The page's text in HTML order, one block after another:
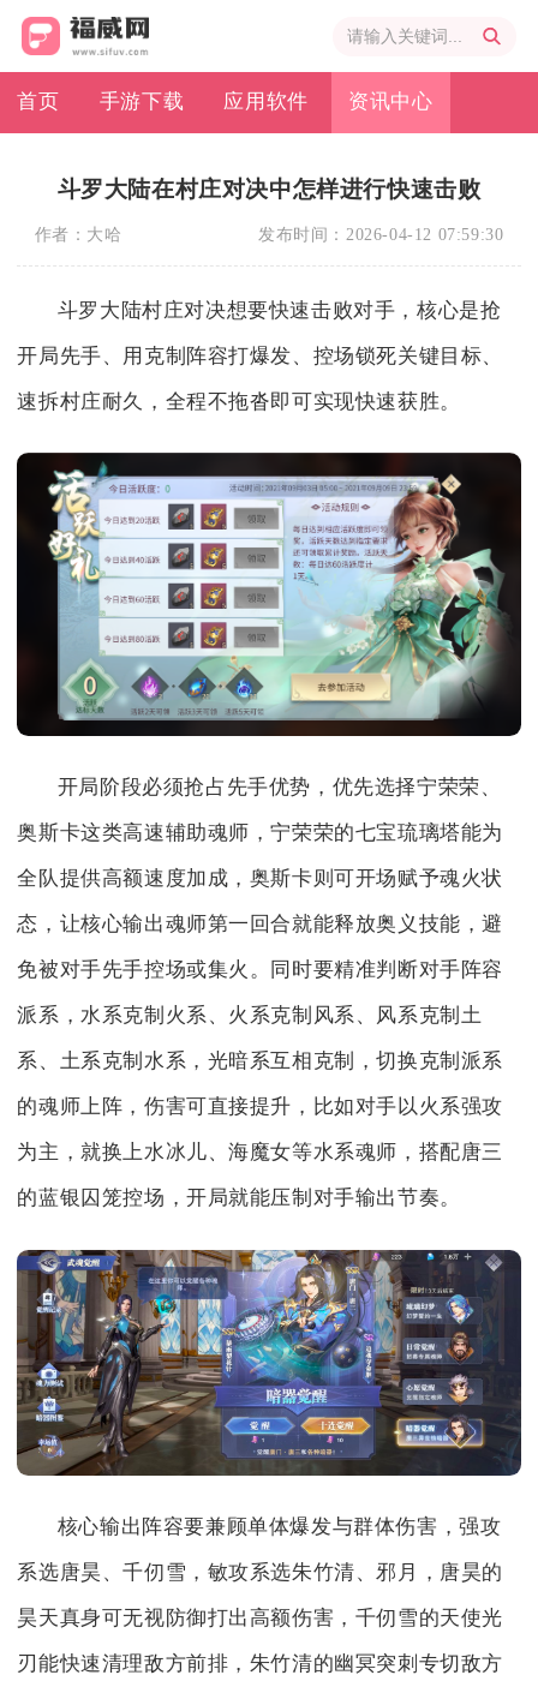
首页 手游下载 应用软件 资讯中心
斗罗大陆在村庄对决中怎样进行快速击败
作者： 大哈 发布时间： 2026-04-12 07:59:30
斗罗大陆村庄对决想要快速击败对手，核心是抢
开局先手、用克制阵容打爆发、控场锁死关键目标、
速拆村庄耐久，全程不拖沓即可实现快速获胜。
开局阶段必须抢占先手优势，优先选择宁荣荣、
奥斯卡这类高速辅助魂师，宁荣荣的七宝琉璃塔能为
全队提供高额速度加成，奥斯卡则可开场赋予魂火状
态，让核心输出魂师第一回合就能释放奥义技能，避
免被对手先手控场或集火。同时要精准判断对手阵容
派系，水系克制火系、火系克制风系、风系克制土
系、土系克制水系，光暗系互相克制，切换克制派系
的魂师上阵，伤害可直接提升，比如对手以火系强攻
为主，就换上水冰儿、海魔女等水系魂师，搭配唐三
的蓝银囚笼控场，开局就能压制对手输出节奏。
核心输出阵容要兼顾单体爆发与群体伤害，强攻
系选唐昊、千仞雪，敏攻系选朱竹清、邪月，唐昊的
昊天真身可无视防御打出高额伤害，千仞雪的天使光
刃能快速清理敌方前排，朱竹清的幽冥突刺专切敌方